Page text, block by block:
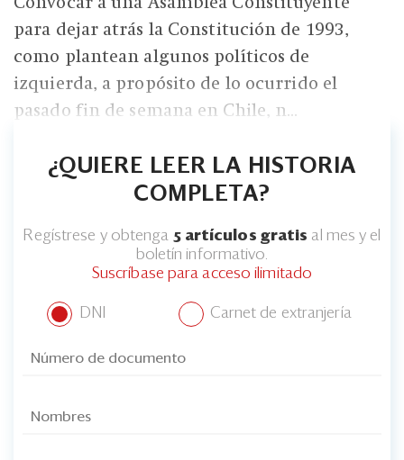
para dejar atrás la Constitución de 1993,
como plantean algunos políticos de
izquierda, a propósito de lo ocurrido el
pasado fin de semana en Chile, n...
¿QUIERE LEER LA HISTORIA
COMPLETA?
Regístrese y obtenga 5 artículos gratis al mes y el
boletín informativo.
Suscríbase para acceso ilimitado
DNI Carnet de extranjería